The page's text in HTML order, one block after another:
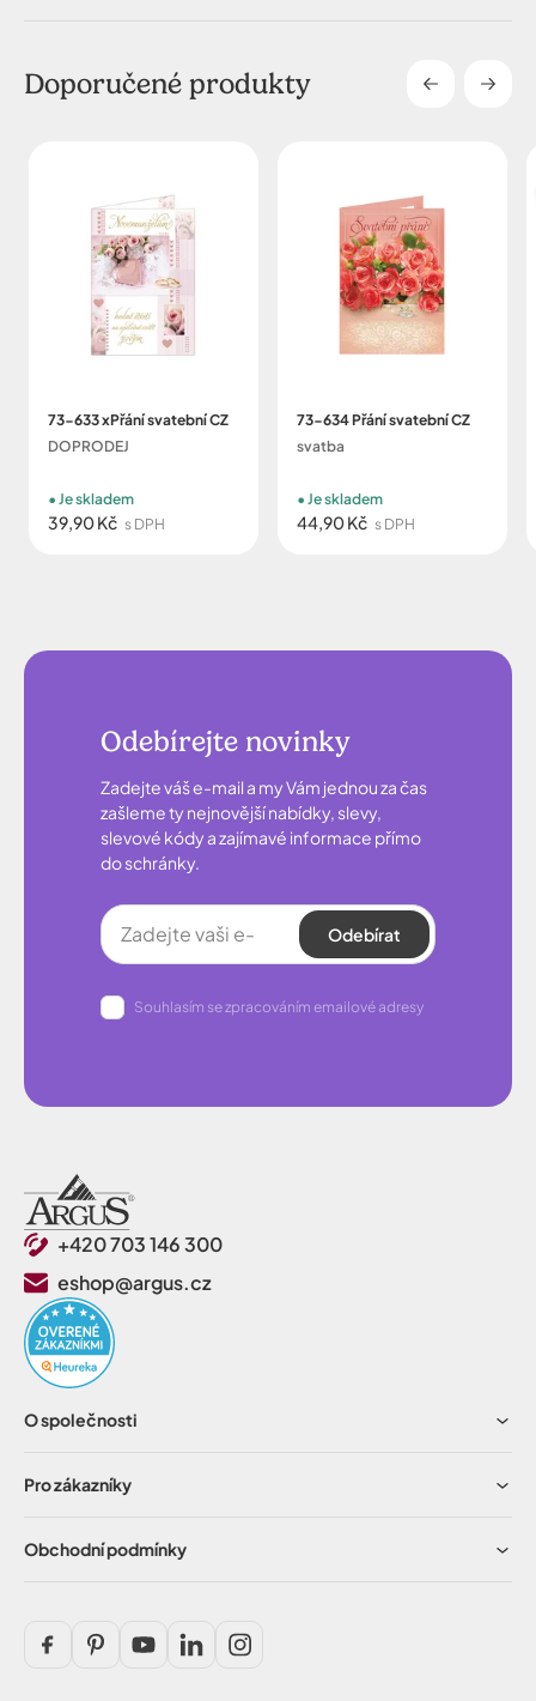
Doporučené produkty
73-633 xPřání svatební CZ
DOPRODEJ
39,90 Kč s DPH
Je skladem
73-634 Přání svatební CZ
svatba
44,90 Kč s DPH
Je skladem
Odebírejte novinky
Zadejte váš e-mail a my Vám jednou za čas
zašleme ty nejnovější nabídky, slevy,
slevové kódy a zajímavé informace přímo
do schránky.
Odebírat
Souhlasím se zpracováním emailové adresy
+420 703 146 300
eshop@argus.cz
O společnosti
Pro zákazníky
Obchodní podmínky